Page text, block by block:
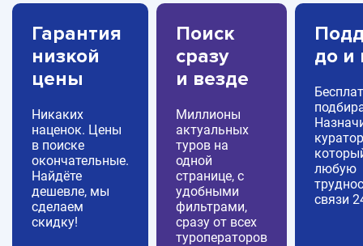
Гарантия
низкой
цены
Никаких
наценок. Цены
в поиске
окончательные.
Найдёте
дешевле, мы
сделаем
скидку!
Поиск
сразу
и везде
Миллионы
актуальных
туров на
одной
странице, с
удобными
фильтрами,
сразу от всех
туроператоров
до и
любую
связи